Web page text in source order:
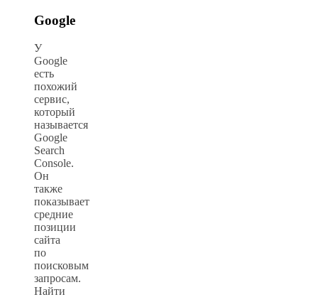
Google
У
Google
есть
похожий
сервис,
который
называется
Google
Search
Console.
Он
также
показывает
средние
позиции
сайта
по
поисковым
запросам.
Найти